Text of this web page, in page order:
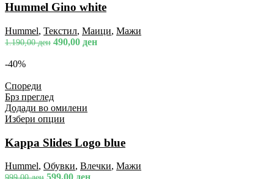
Hummel Gino white
Hummel, Текстил, Маици, Мажи
1.190,00ден 490,00 ден
-40%
Спореди
Брз преглед
Додади во омилени
Избери опции
Kappa Slides Logo blue
Hummel, Обувки, Влечки, Мажи